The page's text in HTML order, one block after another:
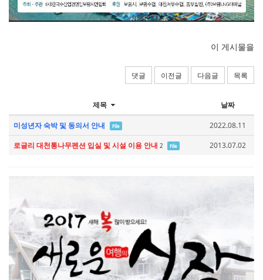
이 게시물을
댓글 이전글 다음글 목록
제목 날짜
미성년자 숙박 및 동의서 안내 File
2022.08.11
로글리 대천통나무펜션 입실 및 시설 이용 안내 2 File 2013.07.02